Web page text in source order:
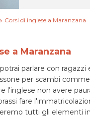
Corsi di inglese a Maranzana
a Maranzana
parlare con
per scambi
l'inglese non avere
fare
tutti gli elementi